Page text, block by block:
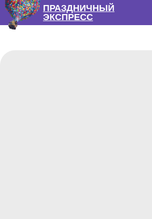
ПРАЗДНИЧНЫЙ
ЭКСПРЕСС